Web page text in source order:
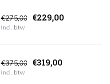
€275,00 €229,00
Incl. btw
€375,00 €319,00
Incl. btw